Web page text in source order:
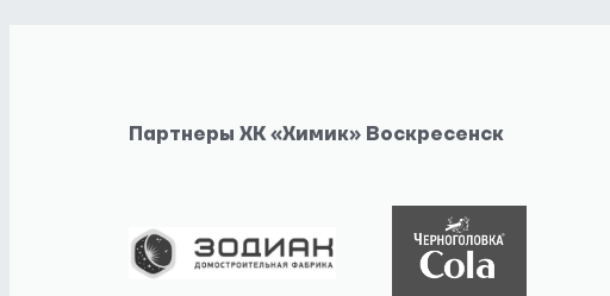
Партнеры ХК «Химик» Воскресенск